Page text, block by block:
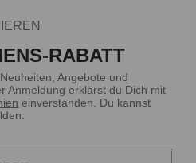
RABATT
Angebote und
Anmeldung erklärst du Dich mit
einverstanden. Du kannst